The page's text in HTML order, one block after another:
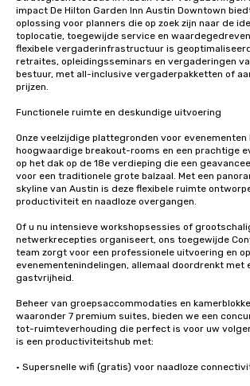
impact De Hilton Garden Inn Austin Downtown
oplossing voor planners die op zoek zijn naar de
toplocatie, toegewijde service en
flexibele vergaderinfrastructuur is
retraites, opleidingsseminars en vergaderingen
bestuur, met all-inclusive vergaderpakketten of
prijzen.
Functionele ruimte en deskundige uitvoering
Onze veelzijdige plattegronden voor evenementen
hoogwaardige breakout-rooms en een prachtige
op het dak op de 18e verdieping die een
voor een traditionele grote balzaal. Met een
skyline van Austin is deze flexibele ruimte
productiviteit en naadloze overgangen.
Of u nu intensieve workshopsessies of
netwerkrecepties organiseert, ons toegewijde
team zorgt voor een professionele uitvoering en
evenementenindelingen, allemaal doordrenkt met
gastvrijheid.
Beheer van groepsaccommodaties en
waaronder 7 premium suites, bieden we een
tot-ruimteverhouding die perfect is voor uw
is een productiviteitshub met:
• Supersnelle wifi (gratis) voor naadloze